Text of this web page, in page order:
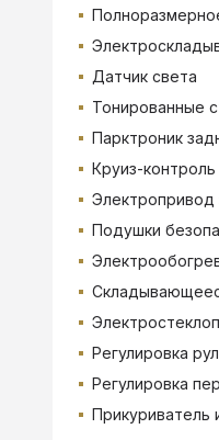
Датчик света
Тонированные
Парктроник
Круиз-контроль
Электропривод
Подушки
Регулировка
Регулировка
Прикуриватель